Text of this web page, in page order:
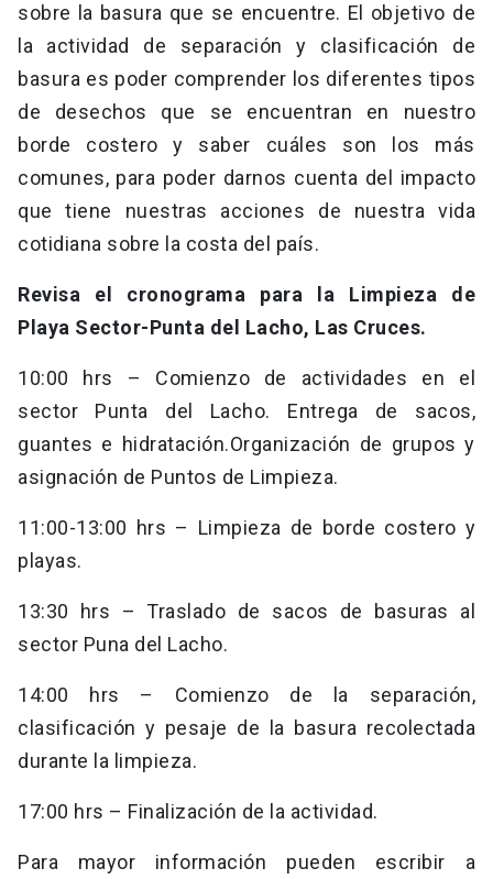
sobre la basura que se encuentre. El objetivo de
la actividad de separación y clasificación de
basura es poder comprender los diferentes tipos
de desechos que se encuentran en nuestro
borde costero y saber cuáles son los más
comunes, para poder darnos cuenta del impacto
que tiene nuestras acciones de nuestra vida
cotidiana sobre la costa del país.
Revisa el cronograma para la Limpieza de
Playa Sector-Punta del Lacho, Las Cruces.
10:00 hrs – Comienzo de actividades en el
sector Punta del Lacho. Entrega de sacos,
guantes e hidratación.Organización de grupos y
asignación de Puntos de Limpieza.
11:00-13:00 hrs – Limpieza de borde costero y
playas.
13:30 hrs – Traslado de sacos de basuras al
sector Puna del Lacho.
14:00 hrs – Comienzo de la separación,
clasificación y pesaje de la basura recolectada
durante la limpieza.
17:00 hrs – Finalización de la actividad.
Para mayor información pueden escribir a